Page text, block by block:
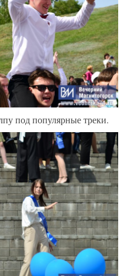
под популярные треки.